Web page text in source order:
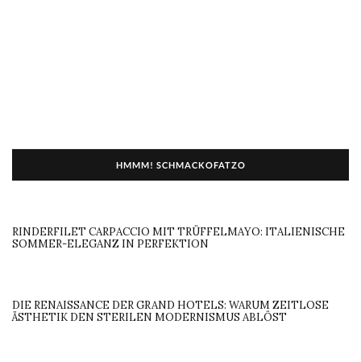
HMMM! SCHMACKOFATZO
RINDERFILET CARPACCIO MIT TRÜFFELMAYO: ITALIENISCHE
SOMMER-ELEGANZ IN PERFEKTION
DIE RENAISSANCE DER GRAND HOTELS: WARUM ZEITLOSE
ÄSTHETIK DEN STERILEN MODERNISMUS ABLÖST